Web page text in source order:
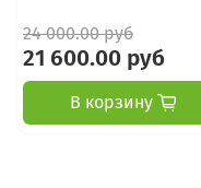
24 000.00 руб
21 600.00 руб
В корзину